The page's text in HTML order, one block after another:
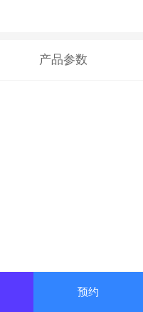
产品参数
预约